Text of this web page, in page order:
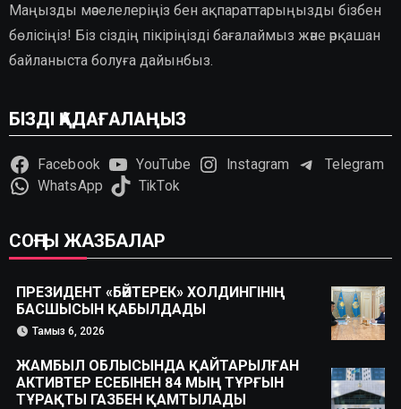
Маңызды мәселелеріңіз бен ақпараттарыңызды бізбен
бөлісіңіз! Біз сіздің пікіріңізді бағалаймыз және әрқашан
байланыста болуға дайынбыз.
БІЗДІ ҚАДАҒАЛАҢЫЗ
Facebook YouTube Instagram
Telegram
WhatsApp
TikTok
СОҢҒЫ ЖАЗБАЛАР
ПРЕЗИДЕНТ «БӘЙТЕРЕК» ХОЛДИНГІНІҢ
БАСШЫСЫН ҚАБЫЛДАДЫ
Тамыз 6, 2026
ЖАМБЫЛ ОБЛЫСЫНДА ҚАЙТАРЫЛҒАН
АКТИВТЕР ЕСЕБІНЕН 84 МЫҢ ТҰРҒЫН
ТҰРАҚТЫ ГАЗБЕН ҚАМТЫЛАДЫ